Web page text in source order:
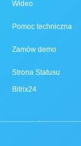
Wideo
Pomoc techniczna
Zamów demo
Strona Statusu
Bitrix24